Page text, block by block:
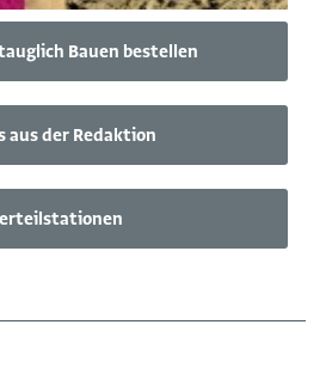
Bauen bestellen
aus der Redaktion